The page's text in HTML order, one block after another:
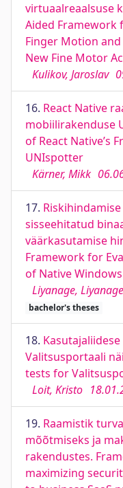
virtuaalreaalsuse
Aided Framework
Finger Motion
New Fine Motor
Kulikov, Jaroslav
16. React Native
mobiilirakenduse
of React Native’s
UNIspotter
Kärner, Mikk
17.
sisseehitatud
väärkasutamise
Framework for
of Native
Liyanage,
bachelor's theses
18.
Valitsusportaali
tests for
Loit, Kristo
19. Raamistik
mõõtmiseks ja
rakendustes.
maximizing